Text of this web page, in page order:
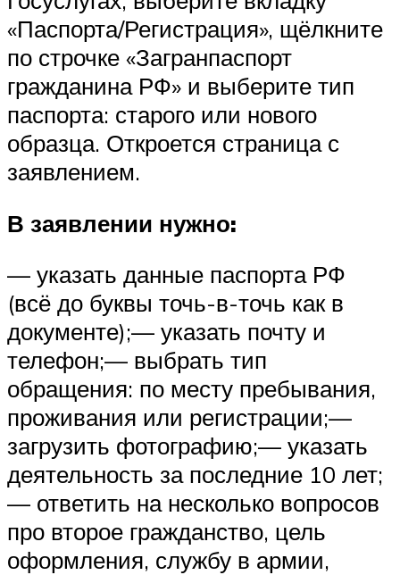
«Паспорта/Регистрация», щёлкните
по строчке «Загранпаспорт
гражданина РФ» и выберите тип
паспорта: старого или нового
образца. Откроется страница с
заявлением.
В заявлении нужно:
— указать данные паспорта РФ
(всё до буквы точь-в-точь как в
документе);— указать почту и
телефон;— выбрать тип
обращения: по месту пребывания,
проживания или регистрации;—
загрузить фотографию;— указать
деятельность за последние 10 лет;
— ответить на несколько вопросов
про второе гражданство, цель
оформления, службу в армии,